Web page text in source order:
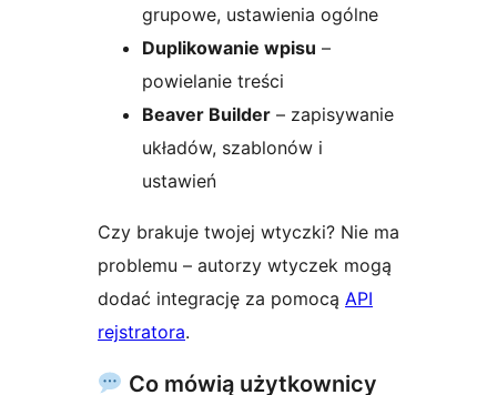
grupowe, ustawienia ogólne
Duplikowanie wpisu –
powielanie treści
Beaver Builder – zapisywanie
układów, szablonów i
ustawień
Czy brakuje twojej wtyczki? Nie ma
problemu – autorzy wtyczek mogą
dodać integrację za pomocą API
rejstratora.
Co mówią użytkownicy